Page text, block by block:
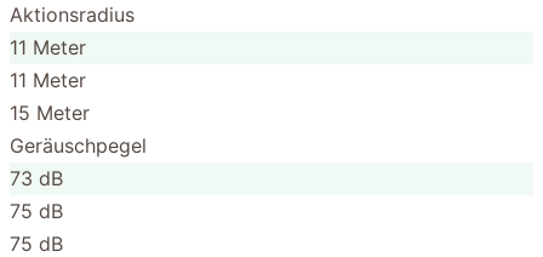
Aktionsradius
11 Meter
11 Meter
15 Meter
Geräuschpegel
73 dB
75 dB
75 dB